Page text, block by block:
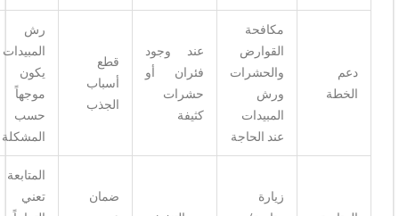
دعم
الخطة
مكافحة
القوارض
والحشرات
ورش
المبيدات
عند الحاجة
عند وجود
فئران أو
حشرات
كثيفة
قطع
أسباب
الجذب
رش
المبيدات
يكون
موجهاً
حسب
المشكلة
زيارة
ضمان
المتابعة
تعني